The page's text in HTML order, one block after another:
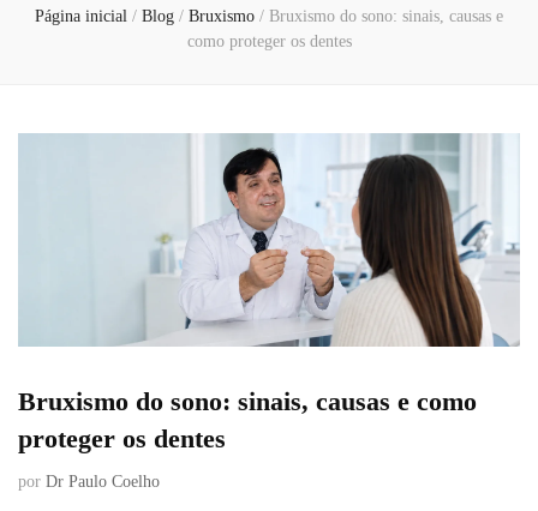
Página inicial / Blog / Bruxismo / Bruxismo do sono: sinais, causas e
como proteger os dentes
Bruxismo do sono: sinais, causas e como
proteger os dentes
por Dr Paulo Coelho